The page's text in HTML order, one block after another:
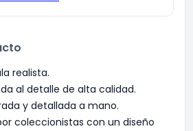
realista.
al detalle de alta calidad.
y detallada a mano.
coleccionistas con un diseño